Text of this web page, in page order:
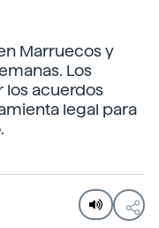
Marruecos y
Los
acuerdos
legal para